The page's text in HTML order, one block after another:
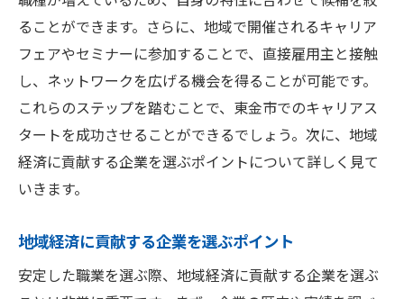
ることができます。さらに、地域で開催されるキャリア
フェアやセミナーに参加することで、直接雇用主と接触
し、ネットワークを広げる機会を得ることが可能です。
これらのステップを踏むことで、東金市でのキャリアス
タートを成功させることができるでしょう。次に、地域
経済に貢献する企業を選ぶポイントについて詳しく見て
いきます。
地域経済に貢献する企業を選ぶポイント
安定した職業を選ぶ際、地域経済に貢献する企業を選ぶ